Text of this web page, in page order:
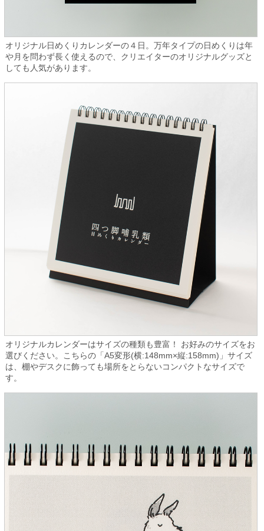
オリジナル日めくりカレンダーの４日。万年タイプの日めくりは年
や月を問わず長く使えるので、クリエイターのオリジナルグッズと
しても人気があります。
オリジナルカレンダーはサイズの種類も豊富！ お好みのサイズをお
選びください。こちらの「A5変形(横:148mm×縦:158mm)」サイズ
は、棚やデスクに飾っても場所をとらないコンパクトなサイズで
す。